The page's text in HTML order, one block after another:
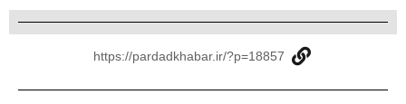
https://pardadkhabar.ir/?p=18857